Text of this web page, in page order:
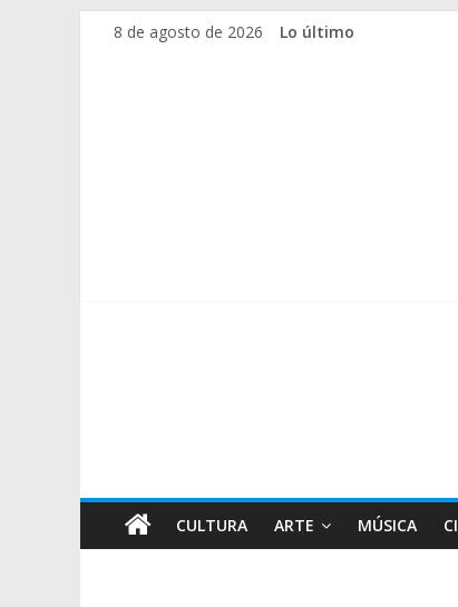
Saltar8 de agosto de 2026 Lo último
CULTURA ARTE MÚSICA